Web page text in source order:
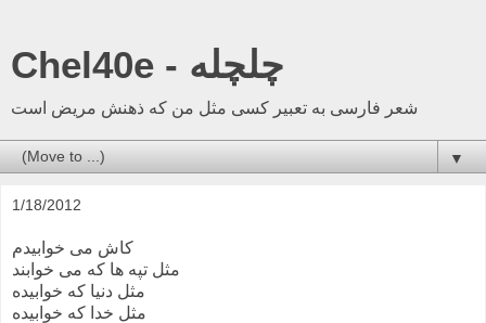
Chel40e - چلچله
شعر فارسی به تعبیر کسی مثل من که ذهنش مریض است
▼
1/18/2012
کاش می خوابیدم
مثل تپه ها که می خوابند
مثل دنیا که خوابیده
مثل خدا که خوابیده